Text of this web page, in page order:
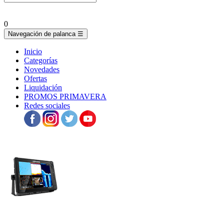
0
Navegación de palanca☰
Inicio
Categorías
Novedades
Ofertas
Liquidación
PROMOS PRIMAVERA
Redes sociales